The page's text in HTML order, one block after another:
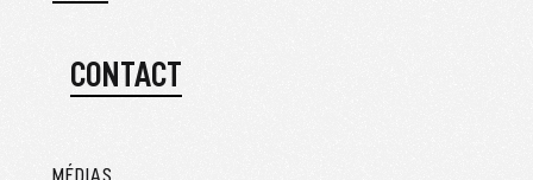
CONTACT